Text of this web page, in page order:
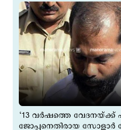
‘13 വർഷത്തെ വേദനയ്ക്ക്
ജോപ്പനെതിരായ സോളാർ